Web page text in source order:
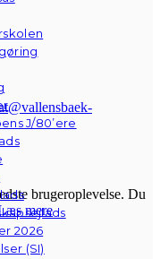
J/80’ere
2026
(SI)
brugeroplevelse. Du
mere